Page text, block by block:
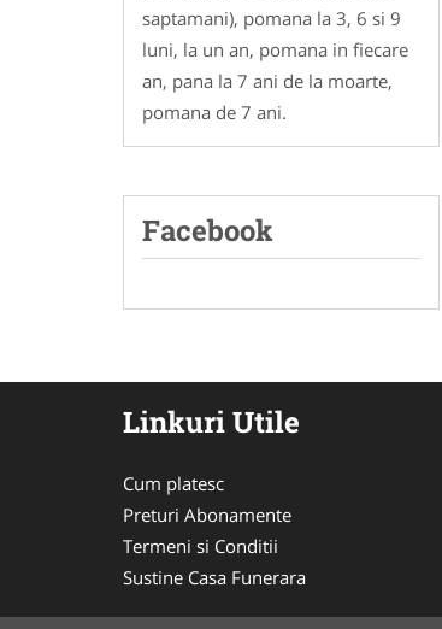
saptamani), pomana la 3, 6 si 9
luni, la un an, pomana in fiecare
an, pana la 7 ani de la moarte,
pomana de 7 ani.
Facebook
Linkuri Utile
Cum platesc
Preturi Abonamente
Termeni si Conditii
Sustine Casa Funerara